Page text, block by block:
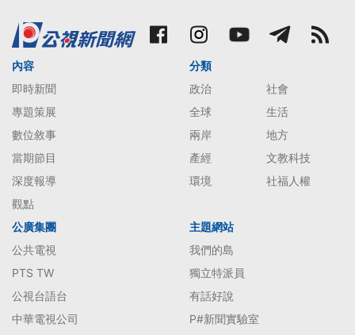
內容
即時新聞
專題策展
數位敘事
當期節目
深度報導
觀點
分類
政治
社會
全球
生活
兩岸
地方
產經
文教科技
環境
社福人權
公廣集團
公共電視
PTS TW
公視台語台
中華電視公司
主題網站
我們的島
獨立特派員
有話好說
P#新聞實驗室